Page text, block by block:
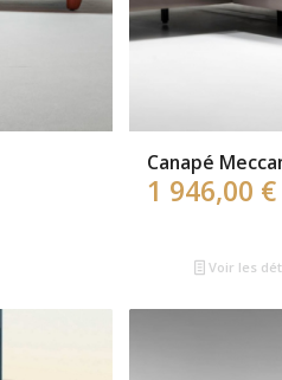
Canapé
1 946,00 €
Voir les